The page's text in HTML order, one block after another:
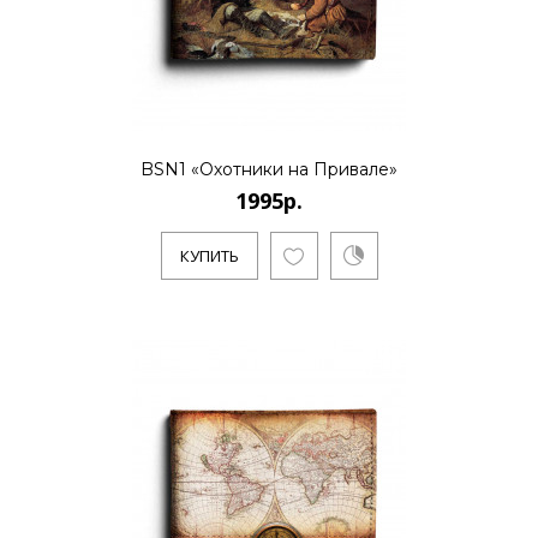
BSN1 «Охотники на Привале»
1995р.
КУПИТЬ